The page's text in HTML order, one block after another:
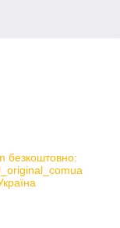
безкоштовно: